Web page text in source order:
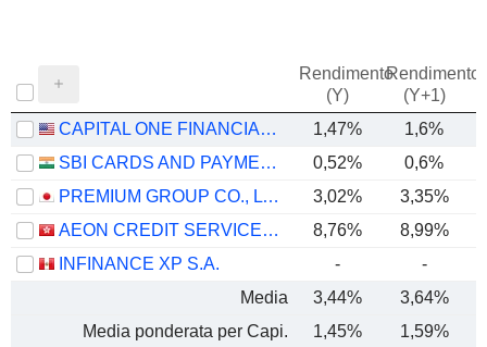
Rendimento
(Y)
Rendimento
(Y+1)
CAPITAL ONE FINANCIAL CORPORATION 1,47%
1,6%
SBI CARDS AND PAYMENT SERVICES LIMITED
0,52% 0,6%
PREMIUM GROUP CO., LTD.
3,02% 3,35%
AEON CREDIT SERVICE (ASIA) COMPANY LIMITED
8,76%
8,99%
INFINANCE XP S.A.
-
-
Media
3,44% 3,64%
Media ponderata per Capi.
1,45% 1,59%